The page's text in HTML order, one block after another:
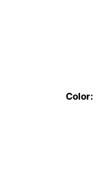
Color: